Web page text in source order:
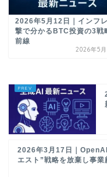
2026年5月12日｜インフ
撃で分かるBTC投資の3戦
前線
2026年5
2026年3月17日｜
エスト”戦略を放棄し事業